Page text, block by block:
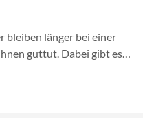
bleiben länger bei einer
guttut. Dabei gibt es